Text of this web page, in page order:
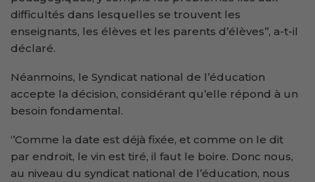
difficultés dans lesquelles se trouvent les
enseignants, les élèves et les parents d’élèves’’, a-t-il
déclaré.
Néanmoins, le Syndicat national de l’éducation
accepte la décision, considérant qu’elle répond à un
besoin fondamental.
‘’Comme la date est déjà fixée, et comme on le dit
par endroit, le vin est tiré, il faut le boire. Donc nous,
au niveau du syndicat national de l’éducation, nous